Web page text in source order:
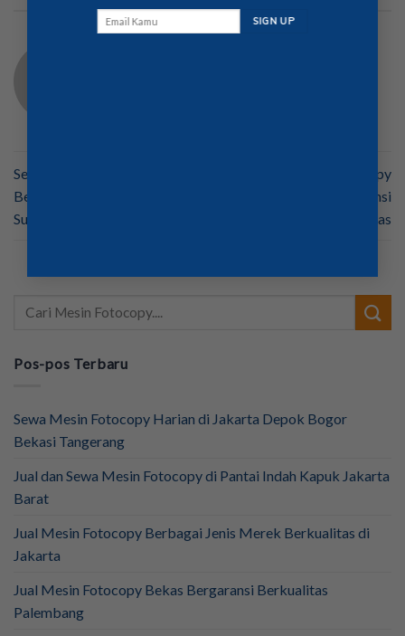
Sewa Mesin Fotocopy Baru
Bergaransi Berkualitas
Subang
Sewa Mesin Fotocopy
Rekondisi Bergaransi
Berkualitas Berkualitas
Pos-pos Terbaru
Sewa Mesin Fotocopy Harian di Jakarta Depok Bogor
Bekasi Tangerang
Jual dan Sewa Mesin Fotocopy di Pantai Indah Kapuk Jakarta
Barat
Jual Mesin Fotocopy Berbagai Jenis Merek Berkualitas di
Jakarta
Jual Mesin Fotocopy Bekas Bergaransi Berkualitas
Palembang